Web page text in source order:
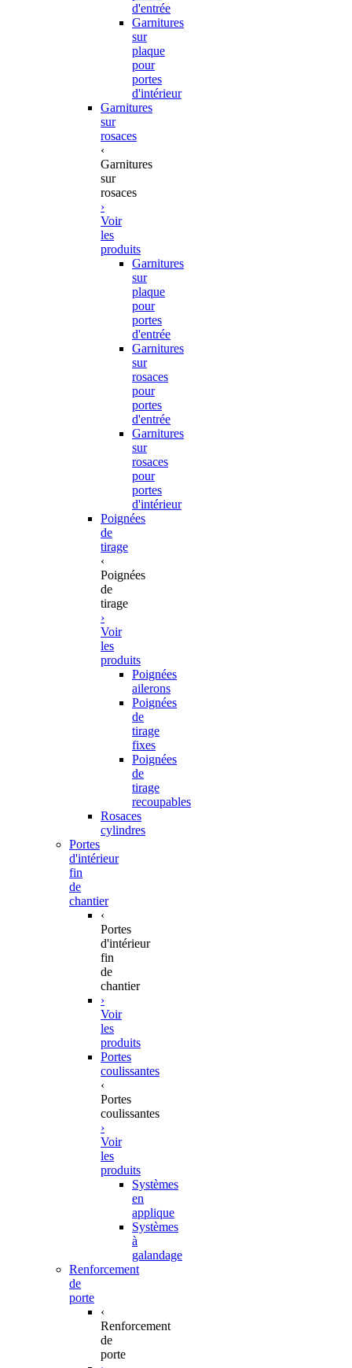
d'entrée
Garnitures
sur
plaque
pour
portes
d'intérieur
Garnitures
sur
rosaces
‹
Garnitures
sur
rosaces
›
Voir
les
produits
Garnitures
sur
plaque
pour
portes
d'entrée
Garnitures
sur
rosaces
pour
portes
d'entrée
Garnitures
sur
rosaces
pour
portes
d'intérieur
Poignées
de
tirage
‹
Poignées
de
tirage
›
Voir
les
produits
Poignées
ailerons
Poignées
de
tirage
fixes
Poignées
de
tirage
recoupables
Rosaces
cylindres
Portes
d'intérieur
fin
de
chantier
‹
Portes
d'intérieur
fin
de
chantier
›
Voir
les
produits
Portes
coulissantes
‹
Portes
coulissantes
›
Voir
les
produits
Systèmes
en
applique
Systèmes
à
galandage
Renforcement
de
porte
‹
Renforcement
de
porte